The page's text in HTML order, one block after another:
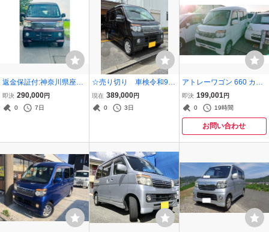
返金保証付:神奈川県座間
市発 アトレーワゴン カス
タムターボ RS ナビ バッ
クカメラ
即決 290,000円
0
7日
☆売り切り 車検令和9年
3月まで アトレーワゴ
ン S321G カスタムタ
ーボRSリミテッド 黒
現在 389,000円
0
3日
アトレーワゴン 660 カス
タムターボR
即決 199,001円
0
19時間
お問い合わせ